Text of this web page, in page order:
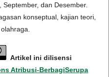
dan Desember.
konseptual, kajian teori,
Artikel ini dilisensi
Atribusi-BerbagiSerupa